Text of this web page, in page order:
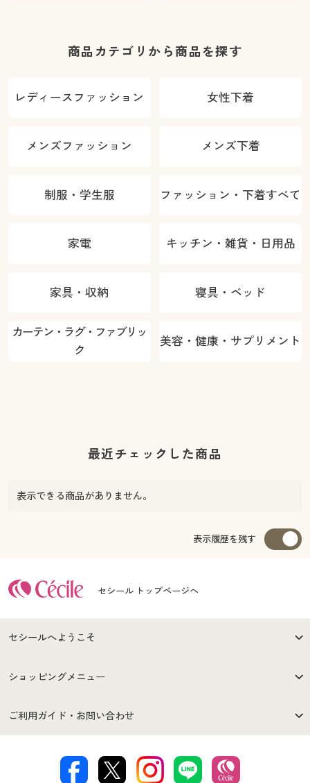
商品カテゴリから商品を探す
レディースファッション 女性下着
メンズファッション メンズ下着
制服・学生服 ファッション・下着すべて
家電 キッチン・雑貨・日用品
家具・収納 寝具・ベッド
カーテン・ラグ・ファブリッ
ク
美容・健康・サプリメント
最近チェックした商品
表示できる商品がありません。
表示履歴を残す
セシール トップページへ
セシールへようこそ
はじめての方へ
セシールご利用規約
著作権・商標について 会社案内
ショッピングメニュー
商品カテゴリ
ご利用ガイド・お問い合わせ